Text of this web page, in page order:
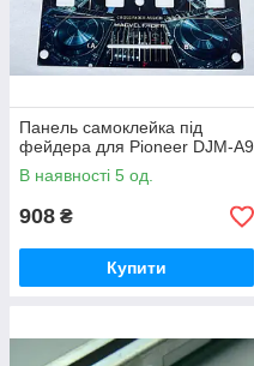
Панель самоклейка під
фейдера для Pioneer DJM-A9
В наявності 5 од.
908 ₴
Купити